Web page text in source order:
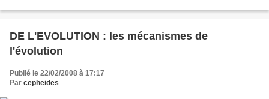
DE L'EVOLUTION : les mécanismes de
l'évolution
Publié le 22/02/2008 à 17:17
Par cepheides